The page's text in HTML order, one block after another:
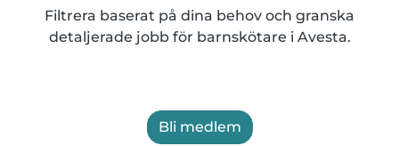
Filtrera baserat på dina behov och granska
detaljerade jobb för barnskötare i Avesta.
Bli medlem